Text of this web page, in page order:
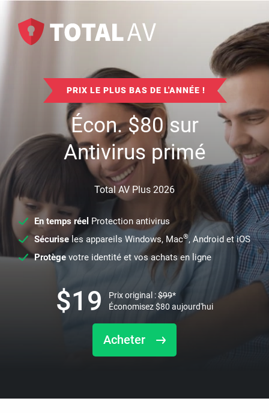
PRIX LE PLUS BAS DE L'ANNÉE !
Écon.$80sur
Antivirus primé
Total AV Plus 2026
En temps réel Protection antivirus
Sécuriseles appareils Windows, Mac®, Android et iOS
Protège votre identité et vos achats en ligne
Acheter
$19 Prix original :$99*
Économisez$80 aujourd'hui